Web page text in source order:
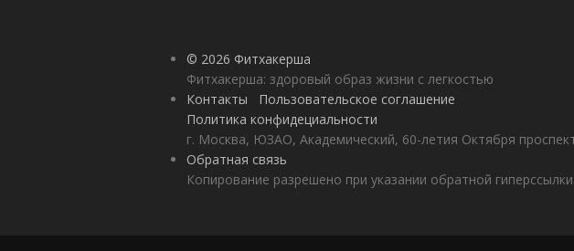
© 2026 Фитхакерша
Фитхакерша: здоровый образ жизни с легкостью
Контакты
Пользовательское соглашение
Политика конфидециальности
г. Москва, ЮЗАО, Академический, 60-летия Октября
Обратная связь
Копирование разрешено при указании обратной гиперссылки.